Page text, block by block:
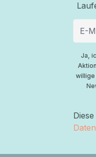
Ja,
willige